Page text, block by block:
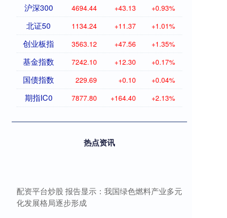
沪深300 4694.44 +43.13 +0.93%
北证50 1134.24 +11.37 +1.01%
创业板指 3563.12 +47.56 +1.35%
基金指数 7242.10 +12.30 +0.17%
国债指数 229.69 +0.10 +0.04%
期指IC0 7877.80 +164.40 +2.13%
热点资讯
配资平台炒股 报告显示：我国绿色燃料产业多元
化发展格局逐步形成